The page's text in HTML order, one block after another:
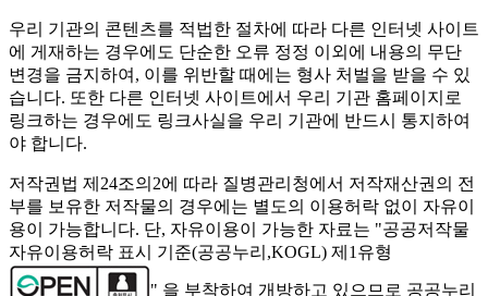
우리 기관의 콘텐츠를 적법한 절차에 따라 다른 인터넷 사이트
에 게재하는 경우에도 단순한 오류 정정 이외에 내용의 무단
변경을 금지하여, 이를 위반할 때에는 형사 처벌을 받을 수 있
습니다. 또한 다른 인터넷 사이트에서 우리 기관 홈페이지로
링크하는 경우에도 링크사실을 우리 기관에 반드시 통지하여
야 합니다.
저작권법 제24조의2에 따라 질병관리청에서 저작재산권의 전
부를 보유한 저작물의 경우에는 별도의 이용허락 없이 자유이
용이 가능합니다. 단, 자유이용이 가능한 자료는 "공공저작물
자유이용허락 표시 기준(공공누리,KOGL) 제1유형
" 을 부착하여 개방하고 있으므로 공공누리